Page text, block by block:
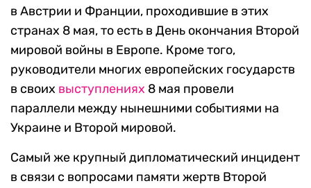
в Австрии и Франции, проходившие в этих
странах 8 мая, то есть в День окончания Второй
мировой войны в Европе. Кроме того,
руководители многих европейских государств
в своих выступлениях 8 мая провели
параллели между нынешними событиями на
Украине и Второй мировой.
Самый же крупный дипломатический инцидент
в связи с вопросами памяти жертв Второй